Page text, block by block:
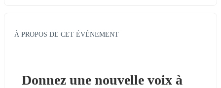
À PROPOS DE CET ÉVÉNEMENT
Donnez une nouvelle voix à